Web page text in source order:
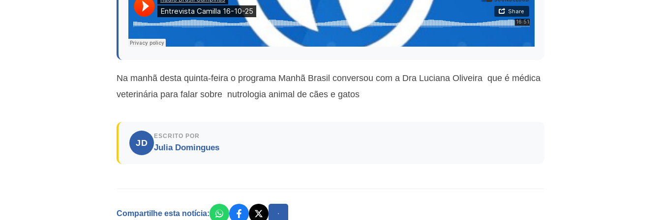
Na manhã desta quinta-feira o programa Manhã Brasil conversou com a Dra Luciana Oliveira que é médica
veterinária para falar sobre nutrologia animal de cães e gatos
JD
ESCRITO POR
Julia Domingues
Compartilhe esta notícia: